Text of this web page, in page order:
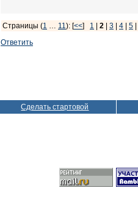
Страницы (1 … 11): [<<] 1 2 3 4 5
Ответить
Сделать стартовой